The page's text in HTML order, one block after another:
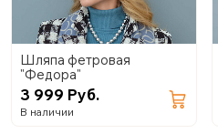
Шляпа фетровая
"Федора"
3 999 Руб.
В наличии